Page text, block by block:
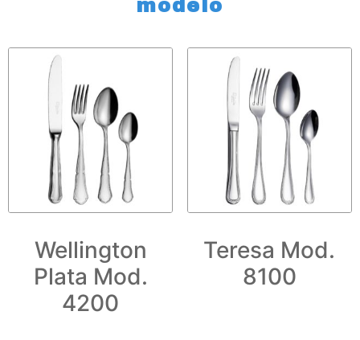
modelo
Wellington
Plata Mod.
4200
Teresa Mod.
8100